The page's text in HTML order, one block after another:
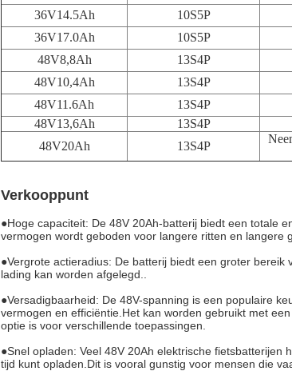
36V14.5Ah 10S5P
36V17.0Ah 10S5P
48V8,8Ah 13S4P
48V10,4Ah 13S4P
48V11.6Ah 13S4P
48V13,6Ah 13S4P
48V20Ah 13S4P
Verkooppunt
●Hoge capaciteit: De 48V 20Ah-batterij biedt een totale
vermogen wordt geboden voor langere ritten en langere
●Vergrote actieradius: De batterij biedt een groter
lading kan worden afgelegd..
●Versadigbaarheid: De 48V-spanning is een populaire
vermogen en efficiëntie.Het kan worden gebruikt met
optie is voor verschillende toepassingen.
●Snel opladen: Veel 48V 20Ah elektrische
tijd kunt opladen.Dit is vooral gunstig voor mensen die